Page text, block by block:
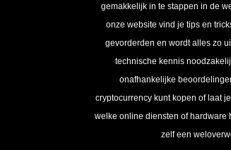
gemakkelijk in te stappen in de
onze website vind je tips en
gevorderden en wordt alles zo
technische kennis
onafhankelijke
cryptocurrency kunt kopen of laat
welke online diensten of hardware
zelf een